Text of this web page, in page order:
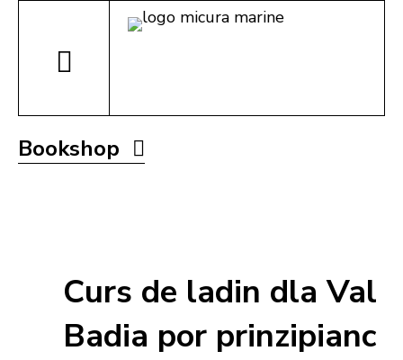
Bookshop
Curs de ladin dla Val
Badia por prinzipianc